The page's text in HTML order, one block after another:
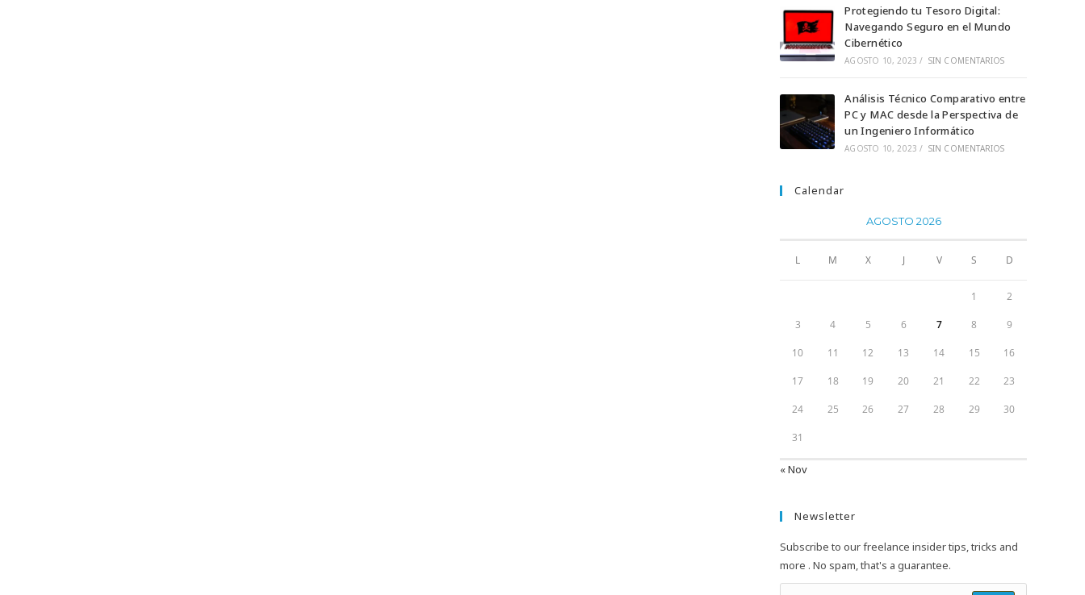
Protegiendo tu Tesoro Digital:
Navegando Seguro en el Mundo
Cibernético
AGOSTO 10, 2023 / SIN COMENTARIOS
Análisis Técnico Comparativo entre
PC y MAC desde la Perspectiva de
un Ingeniero Informático
AGOSTO 10, 2023 / SIN COMENTARIOS
Calendar
AGOSTO 2026
L M X J V S D
1 2
3 4 5 6 7 8 9
10 11 12 13 14 15 16
17 18 19 20 21 22 23
24 25 26 27 28 29 30
31
« Nov
Newsletter
Subscribe to our freelance insider tips, tricks and
more . No spam, that's a guarantee.